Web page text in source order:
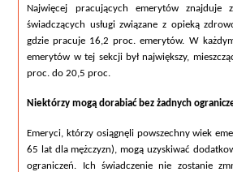
Najwięcej pracujących emerytów znajduje
świadczących usługi związane z opieką
gdzie pracuje 16,2 proc. emerytów. W
emerytów w tej sekcji był największy,
proc. do 20,5 proc.
Niektórzy mogą dorabiać bez żadnych
Emeryci, którzy osiągnęli powszechny wiek
65 lat dla mężczyzn), mogą uzyskiwać
ograniczeń. Ich świadczenie nie zostanie